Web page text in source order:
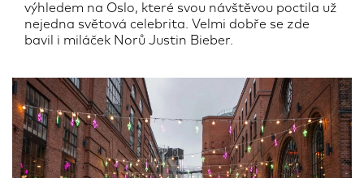
výhledem na Oslo, které svou návštěvou poctila už
nejedna světová celebrita. Velmi dobře se zde
bavil i miláček Norů Justin Bieber.